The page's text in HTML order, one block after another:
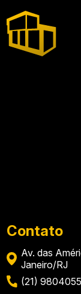
Contato
Av. das
Janeiro/RJ
(21)